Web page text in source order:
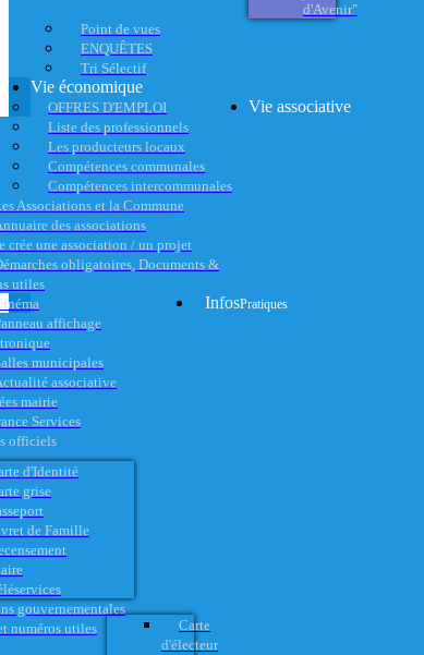
d'Avenir"
Point de vues
ENQUÊTES
Tri Sélectif
Vie économique
OFFRES D'EMPLOI
Liste des professionnels
Les producteurs locaux
Compétences communales
Compétences intercommunales
Vie associative
Associations et la Commune
des associations
crée une association / un projet
obligatoires, Documents &
utiles
affichage
municipales
associative
InfosPratiques
mairie
Services
officiels
d'Identité
grise
de Famille
gouvernementales
numéros utiles
Carte
d'électeur